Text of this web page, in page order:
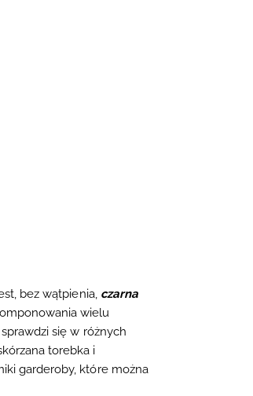
bez wątpienia, czarna
wielu
się w różnych
torebka i
garderoby, które można